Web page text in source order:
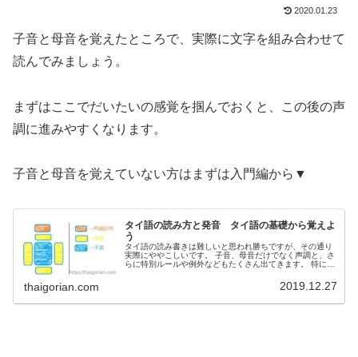
2020.01.23
子音と母音を覚えたところで、実際に文字を組み合わせて
読んでみましょう。
まずはここでだいたいの感覚を掴んでおくと、この後の声
調に進みやすくなります。
子音と母音を覚えていない方はまずは入門編から▼
タイ語の読み方と発音 タイ語の基礎から覚えよ
う
タイ語の読み書きは難しいと思われ勝ちですが、その通り
実際にややこしいです。 子音、母音だけでなく声調と、さ
らに特別ルールや例外などもたくさん出てきます。 特に最
始めは全く何か分かりませんよね。 でも、１つずつ関門を
クリアしていけばある程度はすぐに読めるようになりま
thaigorian.com 2019.12.27